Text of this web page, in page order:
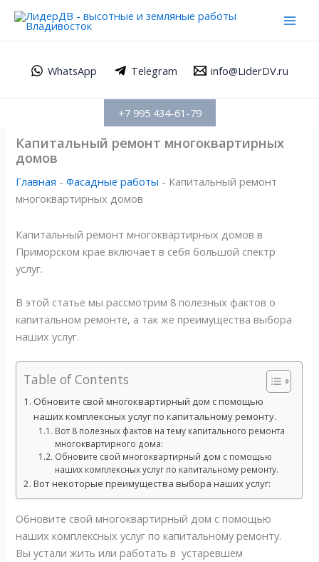
Перейти
содержимому
Main
WhatsApp Telegram info@LiderDV.ru
+7 995 434-61-79
Капитальный ремонт многоквартирных
домов
Главная -Фасадные работы - Капитальный ремонт
многоквартирных домов
Капитальный ремонт многоквартирных домов в
Приморском крае включает в себя большой спектр
услуг.
В этой статье мы рассмотрим 8 полезных фактов о
капитальном ремонте, а так же преимущества выбора
наших услуг.
Table of Contents
Обновите свой многоквартирный дом с помощью
наших комплексных услуг по капитальному ремонту.
Вот 8 полезных фактов на тему капитального ремонта
многоквартирного дома:
Обновите свой многоквартирный дом с помощью
наших комплексных услуг по капитальному ремонту.
Вот некоторые преимущества выбора наших услуг:
Обновите свой многоквартирный дом с помощью
наших комплексных услуг по капитальному ремонту.
Вы устали жить или работать в устаревшем